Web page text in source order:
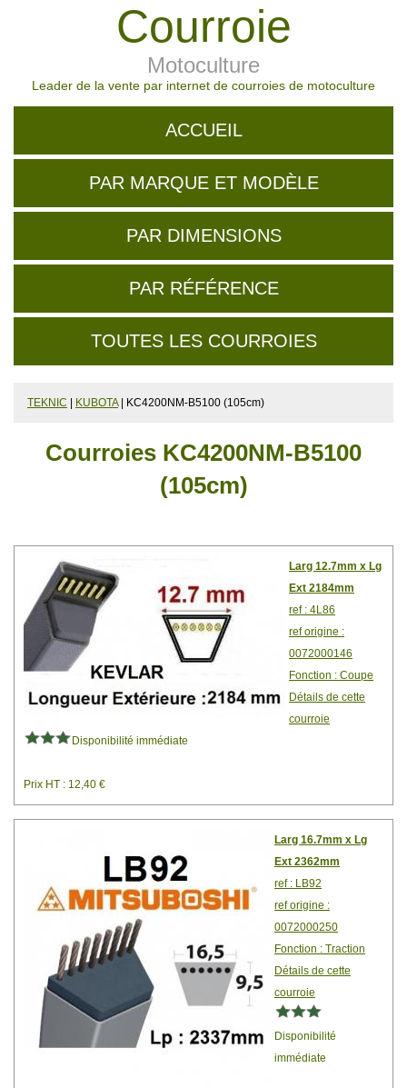
Courroie
Motoculture
Leader de la vente par internet de courroies de motoculture
ACCUEIL
PAR MARQUE ET MODÈLE
PAR DIMENSIONS
PAR RÉFÉRENCE
TOUTES LES COURROIES
TEKNIC KUBOTA| KC4200NM-B5100 (105cm)
Courroies KC4200NM-B5100
(105cm)
Larg 12.7mm x Lg
Ext 2184mm
ref : 4L86
ref origine :
0072000146
Fonction : Coupe
Détails de cette
courroie
Disponibilité immédiate
Prix HT : 12,40 €
Larg 16.7mm x Lg
Ext 2362mm
ref : LB92
ref origine :
0072000250
Fonction : Traction
Détails de cette
courroie
Disponibilité
immédiate